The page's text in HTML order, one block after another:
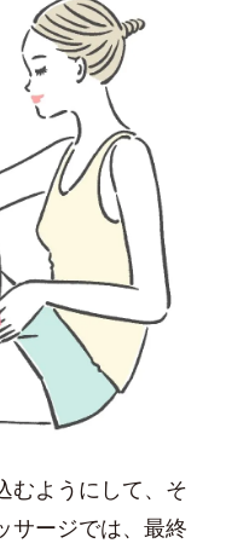
むようにして、そ
サージでは、最終